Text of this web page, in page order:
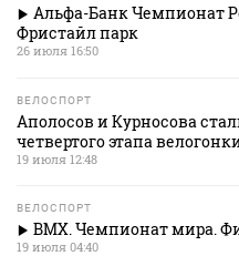
Альфа-Банк Чемпионат
Фристайл парк
26 июля 16:50
ВЕЛОСПОРТ
Аполосов и Курносова
четвертого этапа
19 июля 12:48
ВЕЛОСПОРТ
ВМХ. Чемпионат мира.
19 июля 04:40